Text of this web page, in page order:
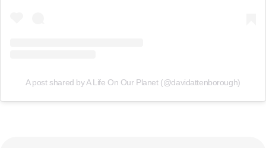
A post shared by A Life On Our Planet (@davidattenborough)